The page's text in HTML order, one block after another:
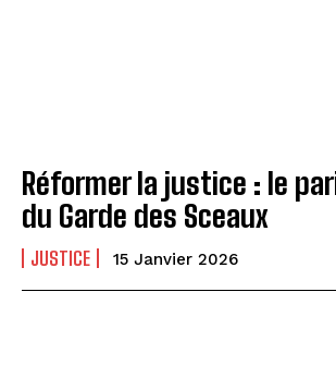
Réformer la justice : le
du Garde des Sceaux
JUSTICE 15 Janvier 2026